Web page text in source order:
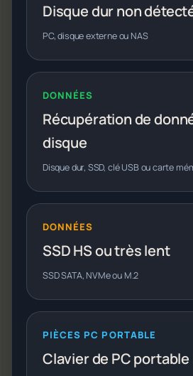
Disque dur non
PC, disque externe ou NAS
DONNÉES
Récupération de
disque
Disque dur, SSD, clé USB ou carte
DONNÉES
SSD HS ou très lent
SSD SATA, NVMe ou M.2
PIÈCES PC PORTABLE
Clavier de PC portable